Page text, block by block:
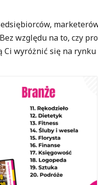
względu na to, czy
Ci wyróżnić się na